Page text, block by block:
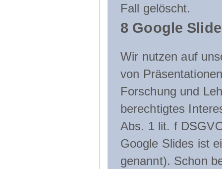
Fall gelöscht.
8 Google
Wir nutzen auf
von
Forschung und
berechtigtes
Abs. 1 lit. f
Google Slides ist
genannt). Schon